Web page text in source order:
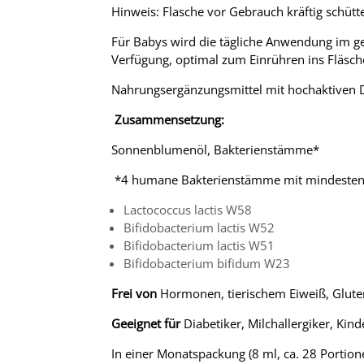
Hinweis: Flasche vor Gebrauch kräftig
Für Babys wird die tägliche Anwendung im
Verfügung, optimal zum Einrühren ins
Nahrungsergänzungsmittel mit hochaktiven
Zusammensetzung:
Sonnenblumenöl, Bakterienstämme*
*4 humane Bakterienstämme mit
Lactococcus lactis W58
Bifidobacterium lactis W52
Bifidobacterium lactis W51
Bifidobacterium bifidum W23
Frei von Hormonen, tierischem Eiweiß,
Geeignet fürDiabetiker, Milchallergiker,
In einer Monatspackung (8 ml, ca. 28